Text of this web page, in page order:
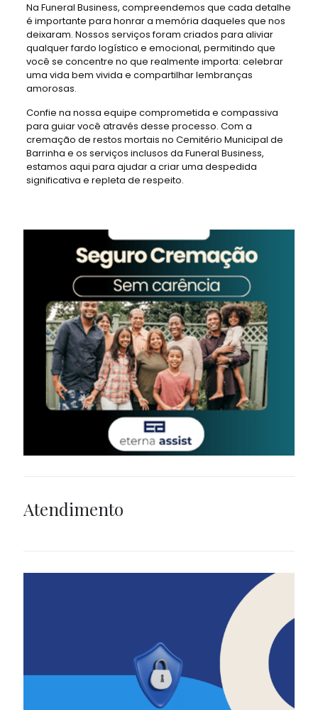
Na Funeral Business, compreendemos que cada detalhe
é importante para honrar a memória daqueles que nos
deixaram. Nossos serviços foram criados para aliviar
qualquer fardo logístico e emocional, permitindo que
você se concentre no que realmente importa: celebrar
uma vida bem vivida e compartilhar lembranças
amorosas.
Confie na nossa equipe comprometida e compassiva
para guiar você através desse processo. Com a
cremação de restos mortais no Cemitério Municipal de
Barrinha e os serviços inclusos da Funeral Business,
estamos aqui para ajudar a criar uma despedida
significativa e repleta de respeito.
Atendimento